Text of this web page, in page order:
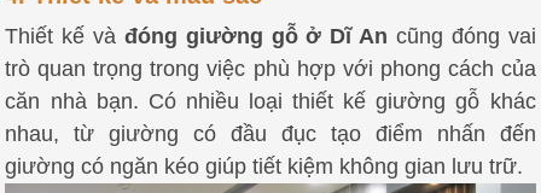
Thiết kế và đóng giường gỗ ở Dĩ An cũng đóng vai
trò quan trọng trong việc phù hợp với phong cách của
căn nhà bạn. Có nhiều loại thiết kế giường gỗ khác
nhau, từ giường có đầu đục tạo điểm nhấn đến
giường có ngăn kéo giúp tiết kiệm không gian lưu trữ.